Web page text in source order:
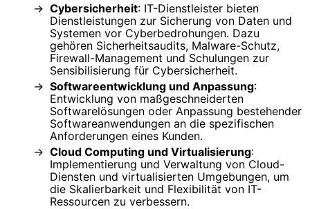
Cybersicherheit: IT-Dienstleister bieten
Dienstleistungen zur Sicherung von Daten und
Systemen vor Cyberbedrohungen. Dazu
gehören Sicherheitsaudits, Malware-Schutz,
Firewall-Management und Schulungen zur
Sensibilisierung für Cybersicherheit.
Softwareentwicklung und Anpassung:
Entwicklung von maßgeschneiderten
Softwarelösungen oder Anpassung bestehender
Softwareanwendungen an die spezifischen
Anforderungen eines Kunden.
Cloud Computing und Virtualisierung:
Implementierung und Verwaltung von Cloud-
Diensten und virtualisierten Umgebungen, um
die Skalierbarkeit und Flexibilität von IT-
Ressourcen zu verbessern.